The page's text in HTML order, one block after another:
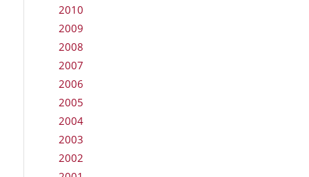
2010
2009
2008
2007
2006
2005
2004
2003
2002